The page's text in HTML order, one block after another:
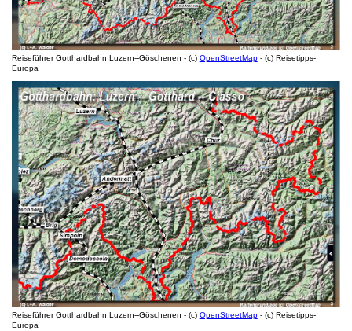
Reiseführer Gotthardbahn Luzern--Göschenen - (c) OpenStreetMap- (c) Reisetipps-
Europa
Reiseführer Gotthardbahn Luzern--Göschenen - (c) OpenStreetMap- (c) Reisetipps-
Europa